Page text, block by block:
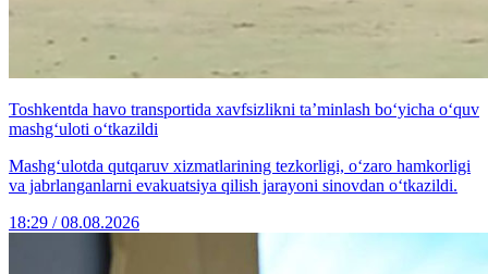
Toshkentda havo transportida xavfsizlikni ta’minlash bo‘yicha o‘quv
mashg‘uloti o‘tkazildi
Mashg‘ulotda qutqaruv xizmatlarining tezkorligi, o‘zaro hamkorligi
va jabrlanganlarni evakuatsiya qilish jarayoni sinovdan o‘tkazildi.
18:29 / 08.08.2026